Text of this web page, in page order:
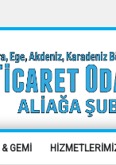
GEMİ